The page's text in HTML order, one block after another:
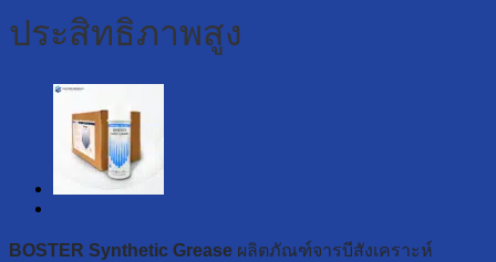
ประสิทธิภาพสูง
BOSTER Synthetic Grease ผลิตภัณฑ์จารบีสังเคราะห์